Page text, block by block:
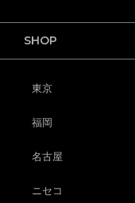
SHOP
東京
福岡
名古屋
ニセコ